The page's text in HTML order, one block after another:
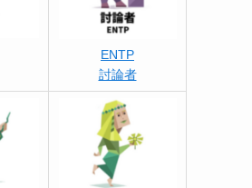
ENTP
討論者